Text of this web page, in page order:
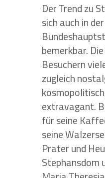
Der Trend zu
sich auch in
bemerkbar.
Besuchern
zugleich
extravagant.
für seine
seine
Prater und
Stephansdom